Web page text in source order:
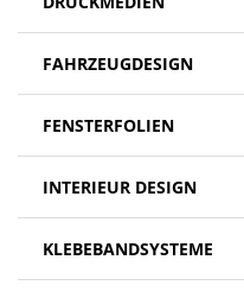
FAHRZEUGDESIGN
FENSTERFOLIEN
INTERIEUR DESIGN
KLEBEBANDSYSTEME